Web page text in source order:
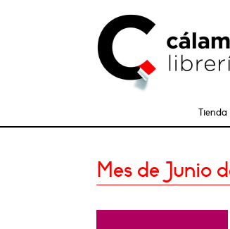
Tienda
Mes de Junio